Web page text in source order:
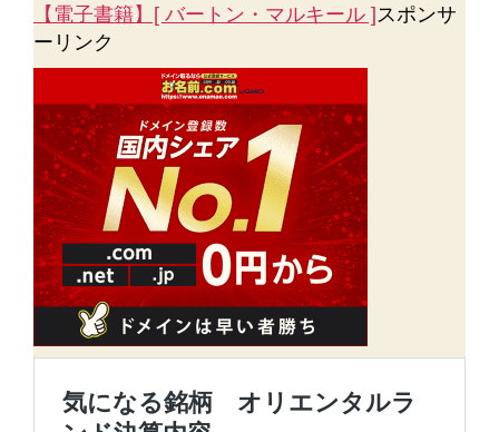
【電子書籍】[ バートン・マルキール ]スポンサ
ーリンク